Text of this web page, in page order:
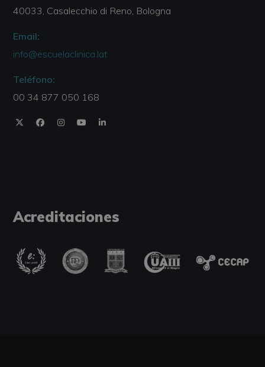
40033, Casalecchio di Reno, Bologna
Email:
info@escuelaclinica.lat
Teléfono:
00 34 877 050 168
Acreditaciones